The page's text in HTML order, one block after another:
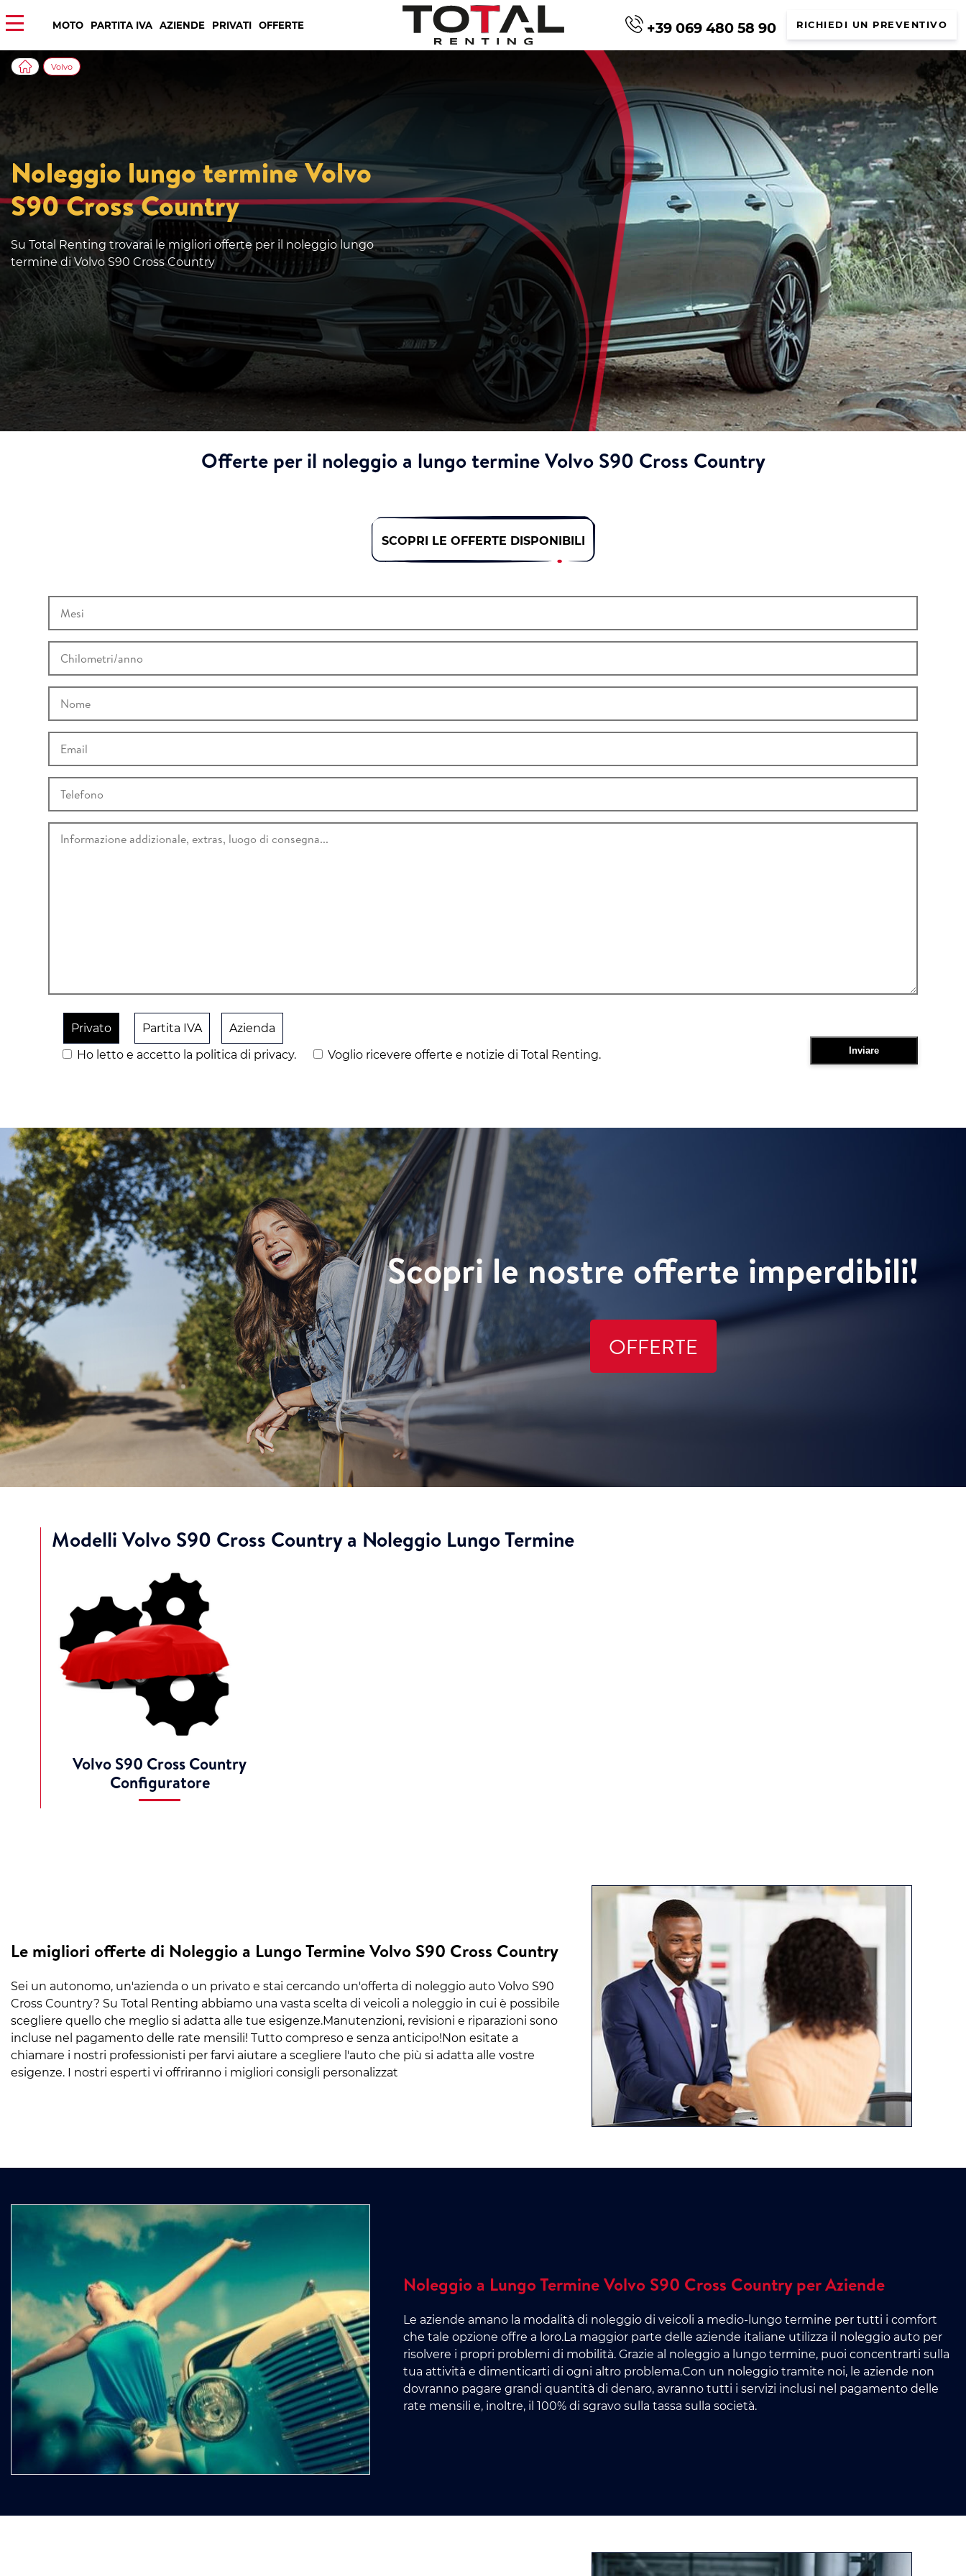
MOTO PARTITA IVA AZIENDE PRIVATI OFFERTE +39 069 480 58 90 RICHIEDI UN PREVENTIVO
Noleggio lungo termine Volvo
S90 Cross Country
Su Total Renting trovarai le migliori offerte per il noleggio lungo
termine di Volvo S90 Cross Country
Volvo
Offerte per il noleggio a lungo termine Volvo S90 Cross Country
SCOPRI LE OFFERTE DISPONIBILI
Privato Partita IVA
Azienda
Ho letto e accetto la politica di privacy.
Voglio ricevere offerte e notizie di Total Renting.
Scopri le nostre offerte imperdibili!
OFFERTE
Modelli Volvo S90 Cross Country a Noleggio Lungo Termine
Volvo S90 Cross Country
Configuratore
Le migliori offerte di Noleggio a Lungo Termine Volvo S90 Cross Country
Sei un autonomo, un'azienda o un privato e stai cercando un'offerta di noleggio auto Volvo S90
Cross Country? Su Total Renting abbiamo una vasta scelta di veicoli a noleggio in cui è possibile
scegliere quello che meglio si adatta alle tue esigenze.Manutenzioni, revisioni e riparazioni sono
incluse nel pagamento delle rate mensili! Tutto compreso e senza anticipo!Non esitate a
chiamare i nostri professionisti per farvi aiutare a scegliere l'auto che più si adatta alle vostre
esigenze. I nostri esperti vi offriranno i migliori consigli personalizzat
Noleggio a Lungo Termine Volvo S90 Cross Country per Aziende
Le aziende amano la modalità di noleggio di veicoli a medio-lungo termine per tutti i comfort
che tale opzione offre a loro.La maggior parte delle aziende italiane utilizza il noleggio auto per
risolvere i propri problemi di mobilità. Grazie al noleggio a lungo termine, puoi concentrarti sulla
tua attività e dimenticarti di ogni altro problema.Con un noleggio tramite noi, le aziende non
dovranno pagare grandi quantità di denaro, avranno tutti i servizi inclusi nel pagamento delle
rate mensili e, inoltre, il 100% di sgravo sulla tassa sulla società.